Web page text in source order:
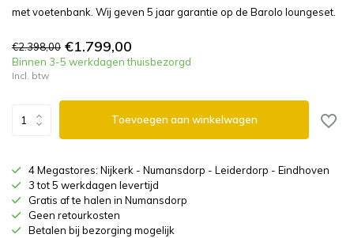
met voetenbank. Wij geven 5 jaar garantie op de Barolo loungeset.
€2.398,00 €1.799,00
Binnen 3-5 werkdagen thuisbezorgd
Incl. btw
Toevoegen aan winkelwagen
4 Megastores: Nijkerk - Numansdorp - Leiderdorp - Eindhoven
3 tot 5 werkdagen levertijd
Gratis af te halen in Numansdorp
Geen retourkosten
Betalen bij bezorging mogelijk